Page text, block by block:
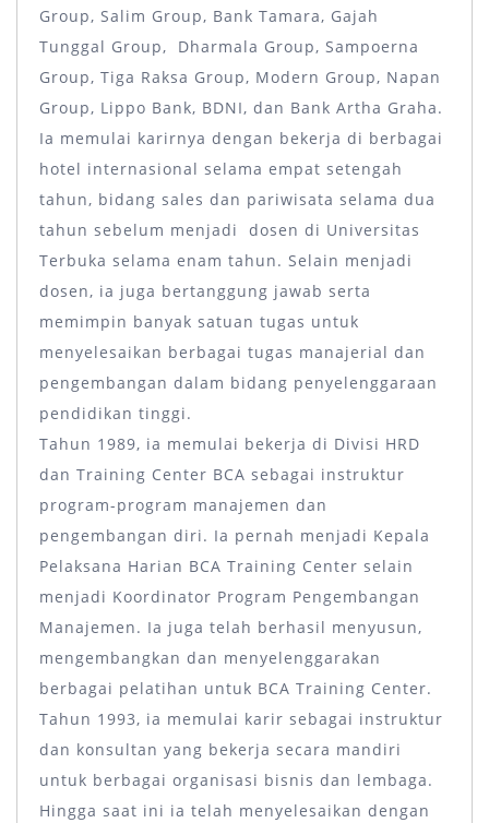
Group, Salim Group, Bank Tamara, Gajah
Tunggal Group, Dharmala Group, Sampoerna
Group, Tiga Raksa Group, Modern Group, Napan
Group, Lippo Bank, BDNI, dan Bank Artha Graha.
Ia memulai karirnya dengan bekerja di berbagai
hotel internasional selama empat setengah
tahun, bidang sales dan pariwisata selama dua
tahun sebelum menjadi dosen di Universitas
Terbuka selama enam tahun. Selain menjadi
dosen, ia juga bertanggung jawab serta
memimpin banyak satuan tugas untuk
menyelesaikan berbagai tugas manajerial dan
pengembangan dalam bidang penyelenggaraan
pendidikan tinggi.
Tahun 1989, ia memulai bekerja di Divisi HRD
dan Training Center BCA sebagai instruktur
program-program manajemen dan
pengembangan diri. Ia pernah menjadi Kepala
Pelaksana Harian BCA Training Center selain
menjadi Koordinator Program Pengembangan
Manajemen. Ia juga telah berhasil menyusun,
mengembangkan dan menyelenggarakan
berbagai pelatihan untuk BCA Training Center.
Tahun 1993, ia memulai karir sebagai instruktur
dan konsultan yang bekerja secara mandiri
untuk berbagai organisasi bisnis dan lembaga.
Hingga saat ini ia telah menyelesaikan dengan